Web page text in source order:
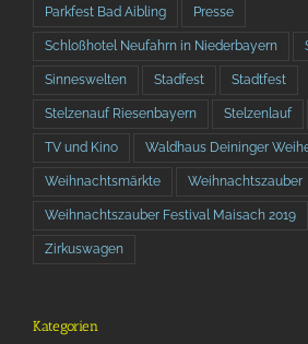
Parkfest Bad Aibling Presse
Schloßhotel Neufahrn in Niederbayern
Sinneswelten Stadfest Stadtfest
Stelzenauf Riesenbayern Stelzenlauf
TV und Kino Waldhaus Deininger
Weihnachtsmärkte Weihnachtszauber
Weihnachtszauber Festival Maisach 2019
Zirkuswagen
Kategorien